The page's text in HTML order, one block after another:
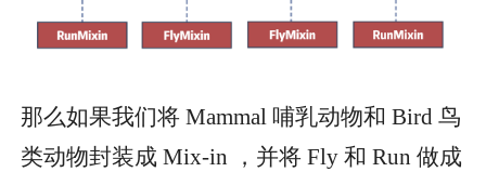
那么如果我们将 Mammal 哺乳动物和 Bird 鸟
类动物封装成 Mix-in ，并将 Fly 和 Run 做成